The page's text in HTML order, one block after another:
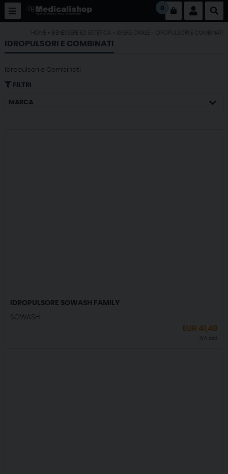
0
HOME BENESSERE ED ESTETICA IGIENE ORALE IDROPULSORI E COMBINATI
IDROPULSORI E COMBINATI
Idropulsori e Combinati
FILTRI
MARCA
IDROPULSORE SOWASH FAMILY
SOWASH
EUR 41,48
IVA incl.